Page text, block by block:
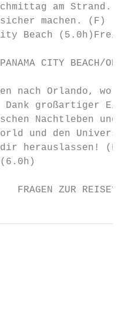
am Strand. Am
machen. (F) (M)
Beach
CITY BEACH/
nach Orlando, wo
Dank großartiger
Nachtleben und
und den Universal
herauslassen! (F)
ZUR REISE?